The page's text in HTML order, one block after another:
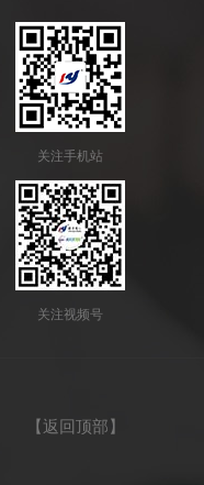
关注手机站
关注视频号
【 返回顶部 】